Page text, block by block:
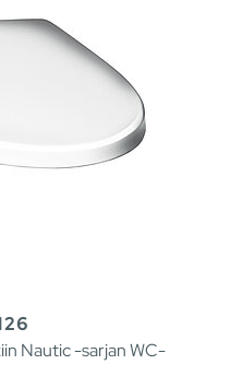
Nautic -sarjan WC-